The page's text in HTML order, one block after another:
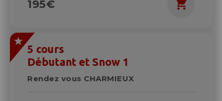
195€ shopping_cart
5 cours
Débutant et Snow 1
Rendez vous CHARMIEUX